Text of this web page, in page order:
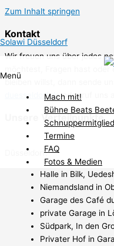
Zum Inhalt springen
Solawi Düsseldorf
Menü
Mach mit!
Bühne Beats
Termine
FAQ
Fotos & Medien
Kontakt
Wir freuen uns über jedes
möchtest, Fragen hast
bleiben willst, dann sende
duesseldorf.deoder ruf uns
Unsere Verteilpunkte
Düsseldorf:
Halle in Bilk,
Niemandsland in
Garage des Café
private Garage in
Südpark, In den
Privater Hof in